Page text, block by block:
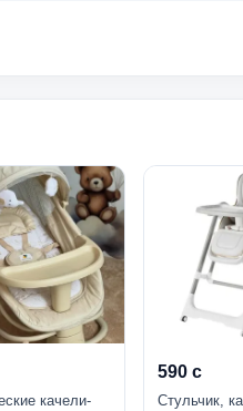
качели-
590 с
Стульчик,